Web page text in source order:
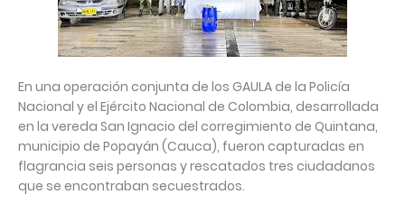
En una operación conjunta de los GAULA de la Policía
Nacional y el Ejército Nacional de Colombia, desarrollada
en la vereda San Ignacio del corregimiento de Quintana,
municipio de Popayán (Cauca), fueron capturadas en
flagrancia seis personas y rescatados tres ciudadanos
que se encontraban secuestrados.